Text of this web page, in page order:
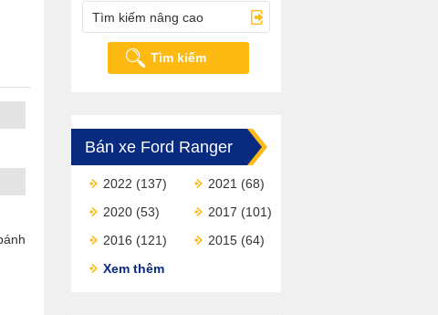
Tìm kiếm nâng cao
Tìm kiếm
Bán xe Ford Ranger
2022 (137) 2021 (68)
2020 (53) 2017 (101)
2016 (121) 2015 (64)
Xem thêm